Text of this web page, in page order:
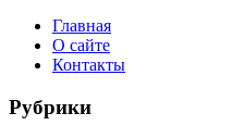
Главная
О сайте
Контакты
Рубрики